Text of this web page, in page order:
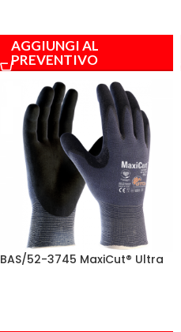
AGGIUNGI AL
PREVENTIVO
BAS/52-3745 MaxiCut® Ultra